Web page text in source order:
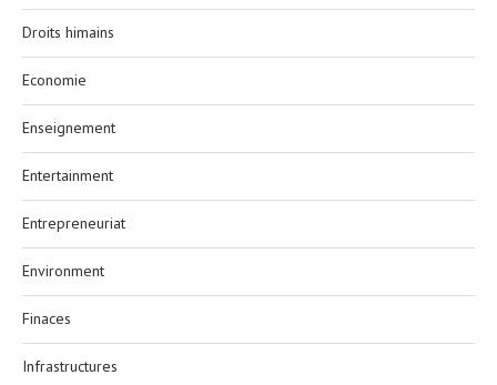
Droits himains
Economie
Enseignement
Entertainment
Entrepreneuriat
Environment
Finaces
Infrastructures